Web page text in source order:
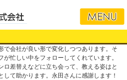
で会社が良い形で変化しつつあります。そ
忙しい中をフォローしてくれています。
ロ差替えなどに立ち会って、教える姿はと
て助かります。永田さんに感謝します！